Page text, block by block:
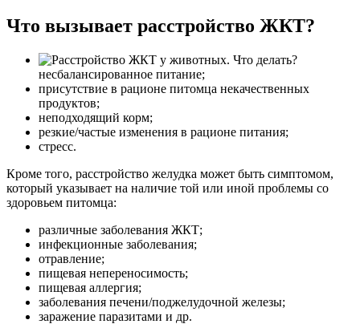
Что вызывает расстройство ЖКТ?
несбалансированное питание;
присутствие в рационе питомца некачественных
продуктов;
неподходящий корм;
резкие/частые изменения в рационе питания;
стресс.
Кроме того, расстройство желудка может быть симптомом,
который указывает на наличие той или иной проблемы со
здоровьем питомца:
различные заболевания ЖКТ;
инфекционные заболевания;
отравление;
пищевая непереносимость;
пищевая аллергия;
заболевания печени/поджелудочной железы;
заражение паразитами и др.